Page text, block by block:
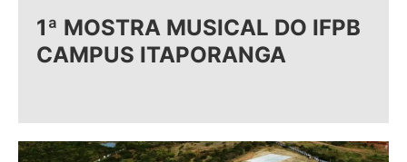
1ª MOSTRA MUSICAL DO IFPB
CAMPUS ITAPORANGA